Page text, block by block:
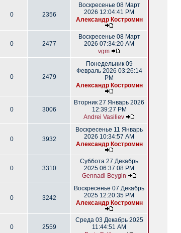
0 2356
Воскресенье 08 Март
2026 12:04:41 PM
Александр Костромин
0 2477
Воскресенье 08 Март
2026 07:34:20 AM
vgm
0 2479
Понедельник 09
Февраль 2026 03:26:14
PM
Александр Костромин
0 3006
Вторник 27 Январь 2026
12:39:27 PM
Andrei Vasiliev
0 3932
Воскресенье 11 Январь
2026 10:34:57 AM
Александр Костромин
0 3310
Суббота 27 Декабрь
2025 06:37:08 PM
Gennadi Beygin
0 3242
Воскресенье 07 Декабрь
2025 12:20:35 PM
Александр Костромин
0 2559
Среда 03 Декабрь 2025
11:44:51 AM